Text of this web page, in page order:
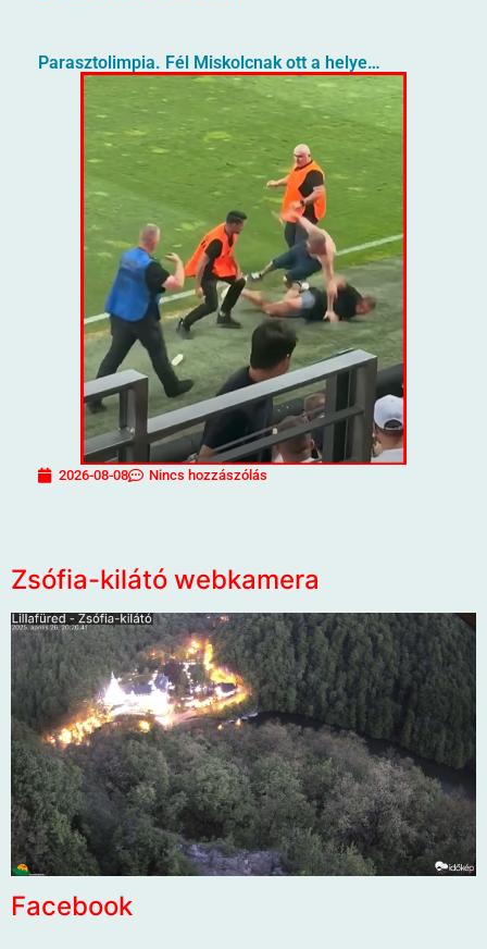
Parasztolimpia. Fél Miskolcnak ott a helye…
2026-08-08 Nincs hozzászólás
Zsófia-kilátó webkamera
Facebook